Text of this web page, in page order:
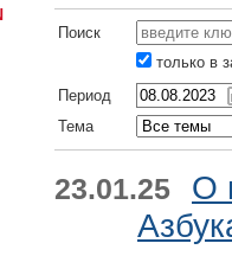
Поиск
только в
Период
Тема
23.01.25
О